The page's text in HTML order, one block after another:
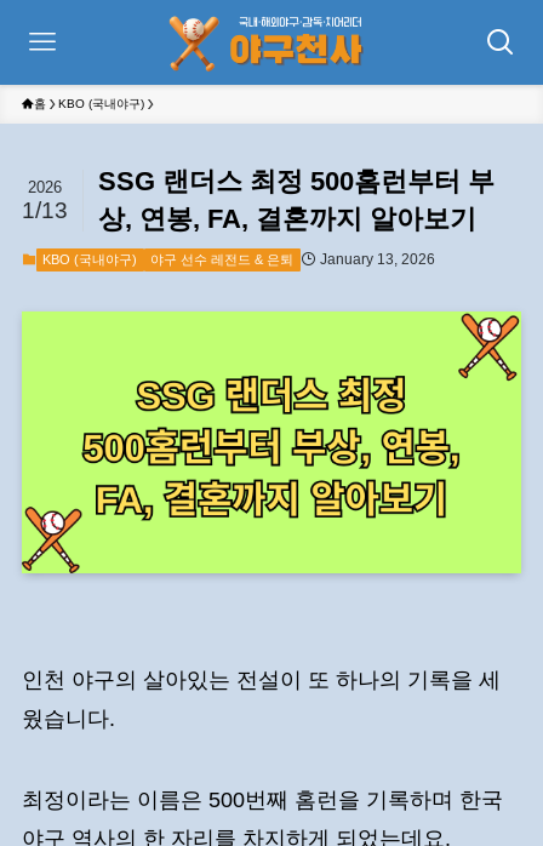
홈 KBO (국내야구)
SSG 랜더스 최정 500홈런부터 부
상, 연봉, FA, 결혼까지 알아보기
2026
1/13
KBO (국내야구) 야구 선수 레전드 & 은퇴 January 13, 2026
인천 야구의 살아있는 전설이 또 하나의 기록을 세
웠습니다.
최정이라는 이름은 500번째 홈런을 기록하며 한국
야구 역사의 한 자리를 차지하게 되었는데요.